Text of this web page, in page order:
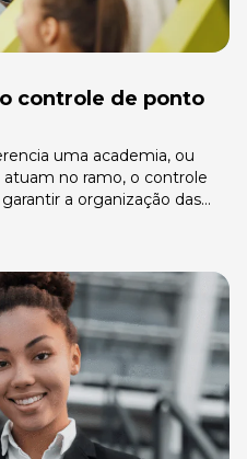
controle de ponto
uma academia, ou
atuam no ramo, o controle
a organização das
trabalhista e uma